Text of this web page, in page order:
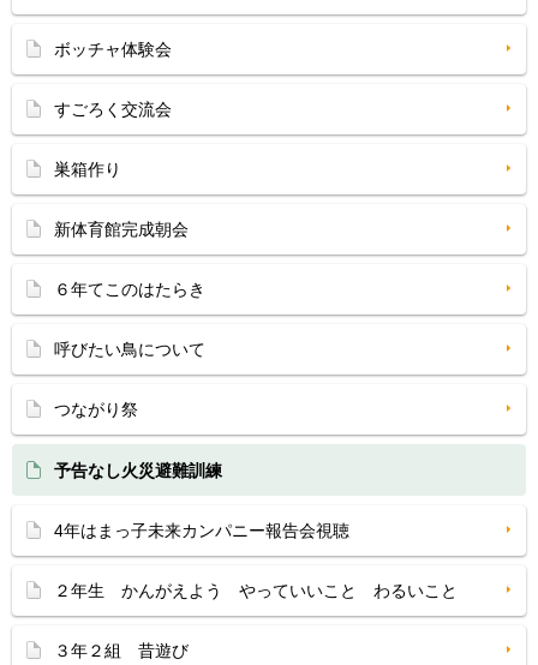
ボッチャ体験会
すごろく交流会
巣箱作り
新体育館完成朝会
６年てこのはたらき
呼びたい鳥について
つながり祭
予告なし火災避難訓練
4年はまっ子未来カンパニー報告会視聴
２年生 かんがえよう やっていいこと わるいこと
３年２組 昔遊び